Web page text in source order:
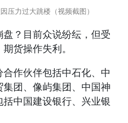
压力过大跳楼（视频截图）
？目前众说纷纭，但受
货操作失利。
作伙伴包括中石化、中
团、像屿集团、中国神
中国建设银行、兴业银